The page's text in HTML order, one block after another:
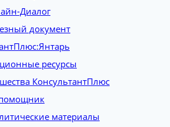
Диалог
документ
ресурсы
КонсультантПлюс
материалы